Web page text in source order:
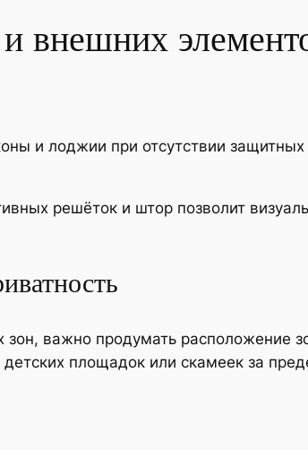
внешних
и лоджии при отсутствии защитных
решёток и штор позволит
важно продумать расположение
площадок или скамеек за